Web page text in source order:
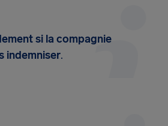
si la compagnie
indemniser.